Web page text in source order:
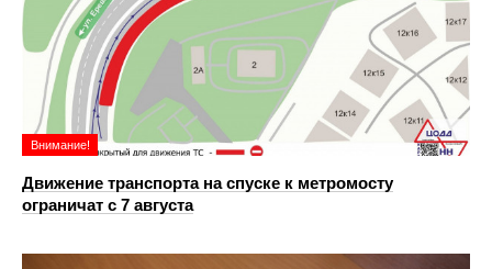
Внимание!
Движение транспорта на спуске к метромосту
ограничат с 7 августа